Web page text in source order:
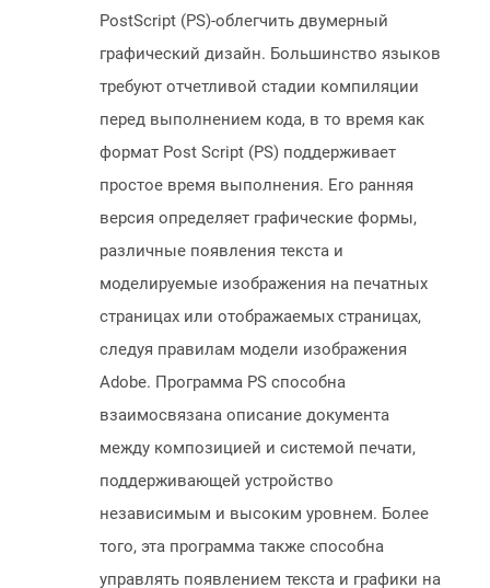
PostScript (PS)-облегчить двумерный
графический дизайн. Большинство языков
требуют отчетливой стадии компиляции
перед выполнением кода, в то время как
формат Post Script (PS) поддерживает
простое время выполнения. Его ранняя
версия определяет графические формы,
различные появления текста и
моделируемые изображения на печатных
страницах или отображаемых страницах,
следуя правилам модели изображения
Adobe. Программа PS способна
взаимосвязана описание документа
между композицией и системой печати,
поддерживающей устройство
независимым и высоким уровнем. Более
того, эта программа также способна
управлять появлением текста и графики на